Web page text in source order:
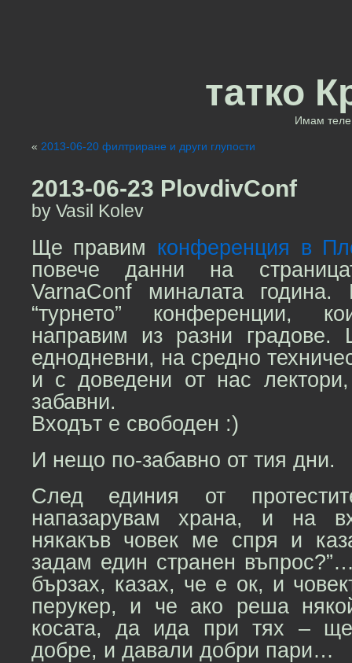
татко
Имам теле
« 2013-06-20 филтриране и други глупости
2013-06-23 PlovdivConf
by Vasil Kolev
Ще правим конференция в
повече данни на
VarnaConf миналата
“турнето” конференции,
направим из разни
еднодневни, на средно
и с доведени от нас
забавни.
Входът е свободен :)
И нещо по-забавно от тия дни.
След единия от
напазарувам храна, и на
някакъв човек ме спря и
задам един странен
бързах, казах, че е ок, и
перукер, и че ако реша
косата, да ида при тях –
добре, и давали добри пари…